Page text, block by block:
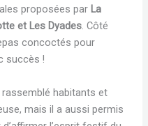
proposées par La
et Les Dyades. Côté
concoctés pour
succès !
habitants et
mais il a aussi permis